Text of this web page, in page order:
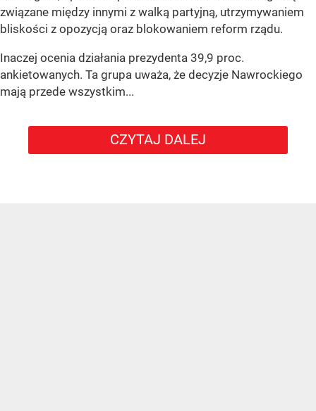
związane między innymi z walką partyjną, utrzymywaniem
bliskości z opozycją oraz blokowaniem reform rządu.
Inaczej ocenia działania prezydenta 39,9 proc.
ankietowanych. Ta grupa uważa, że decyzje Nawrockiego
mają przede wszystkim...
CZYTAJ DALEJ